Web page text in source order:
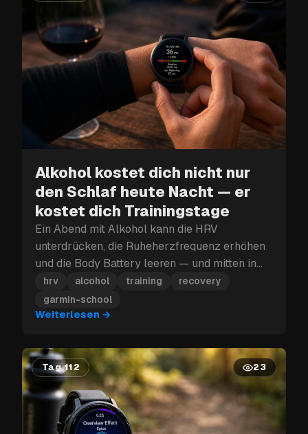
Alkohol kostet dich nicht nur
den Schlaf heute Nacht — er
kostet dich Trainingstage
Ein Abend mit Alkohol kann die HRV
unterdrücken, die Ruheherzfrequenz erhöhen
und die Body Battery leeren — und mitten in
einem Trainingsblock kann dieser
Erholungsverlust mehr kosten als nur den
nächsten Tag.
hrv alcohol training
recovery
garmin-school
Weiterlesen →
Tag 112 23